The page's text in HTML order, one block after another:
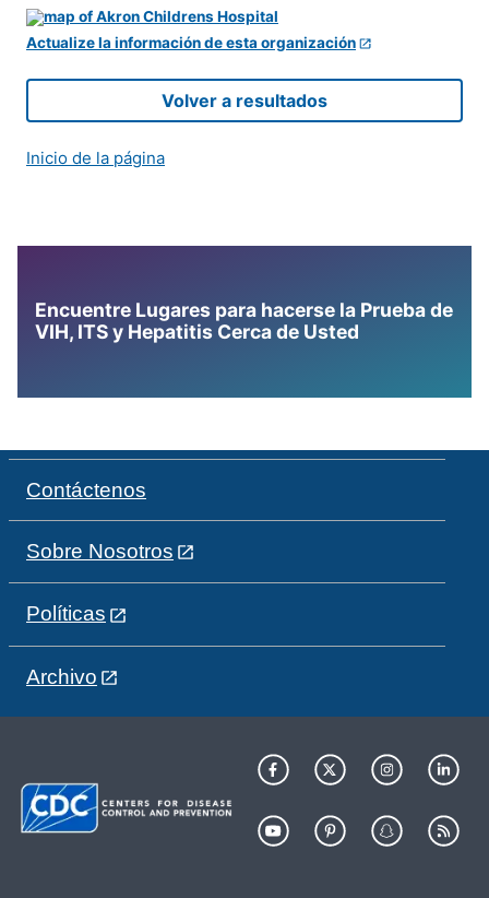
Actualize la información de esta organización
Volver a resultados
Inicio de la página
Encuentre Lugares para hacerse la Prueba de
VIH, ITS y Hepatitis Cerca de Usted
Contáctenos
Sobre Nosotros
Políticas
Archivo